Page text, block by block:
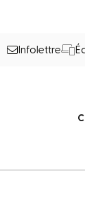
Infolettre